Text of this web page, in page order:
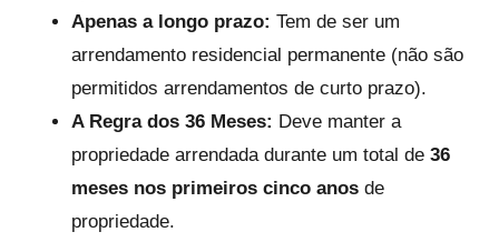
Apenas a longo prazo: Tem de ser um
arrendamento residencial permanente (não são
permitidos arrendamentos de curto prazo).
A Regra dos 36 Meses: Deve manter a
propriedade arrendada durante um total de 36
meses nos primeiros cinco anos de
propriedade.